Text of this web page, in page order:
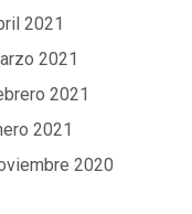
2021
2021
2021
2021
2020